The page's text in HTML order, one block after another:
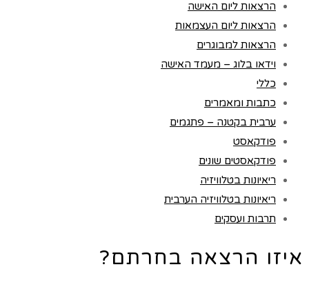
הרצאות ליום האישה
הרצאות ליום העצמאות
הרצאות למבוגרים
וידאו בלוג – מעמד האישה
כללי
כתבות ומאמרים
ערבית בקטנה – פתגמים
פודקאסט
פודקאסטים שונים
ריאיונות בטלוויזיה
ריאיונות בטלוויזיה הערבית
תרבות ועסקים
איזו הרצאה בחרתם?